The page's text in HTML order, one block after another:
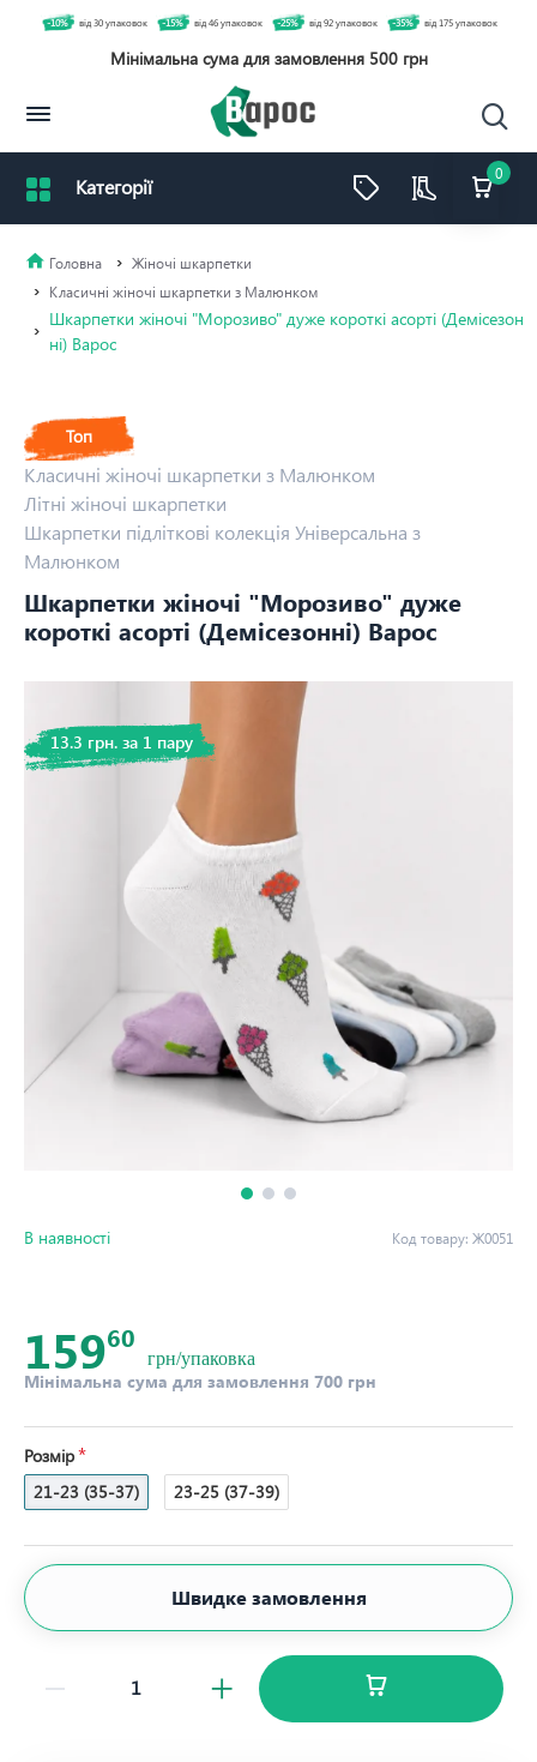
0
-10% від 30 упаковок -15% від 46 упаковок -25% від 92 упаковок -35% від 175 упаковок
Мінімальна сума для замовлення 500 грн
Жіночі шкарпетки
Класичні жіночі шкарпетки з Малюнком
Шкарпетки жіночі "Морозиво" дуже короткі асорті (Демісезон
ні) Варос
Топ
Класичні жіночі шкарпетки з Малюнком
Літні жіночі шкарпетки
Шкарпетки підліткові колекція Універсальна з
Малюнком
Шкарпетки жіночі "Морозиво" дуже
короткі асорті (Демісезонні) Варос
13.3 грн. за 1 пару
15960
грн/упаковка
Мінімальна сума для замовлення 700 грн
В наявності Код товару: Ж0051
Розмір
21-23 (35-37)
23-25 (37-39)
Швидке замовлення